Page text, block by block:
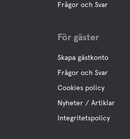
Frågor och Svar
För gäster
Skapa gästkonto
Frågor och Svar
Cookies policy
Nyheter / Artiklar
Integritetspolicy